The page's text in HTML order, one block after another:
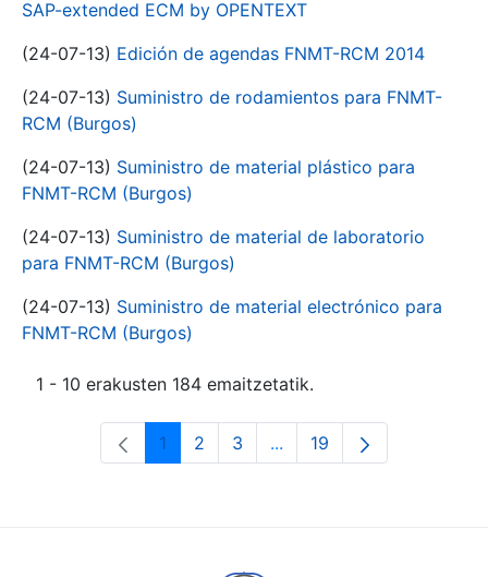
SAP-extended ECM by OPENTEXT
(24-07-13) Edición de agendas FNMT-RCM 2014
(24-07-13) Suministro de rodamientos para FNMT-
RCM (Burgos)
(24-07-13) Suministro de material plástico para
FNMT-RCM (Burgos)
(24-07-13) Suministro de material de laboratorio
para FNMT-RCM (Burgos)
(24-07-13) Suministro de material electrónico para
FNMT-RCM (Burgos)
1 - 10 erakusten 184 emaitzetatik.
Orrialdea
1 Orrialdea
2 Orrialdea
3 ...Intermediate Pages Use
Orrialdea
19